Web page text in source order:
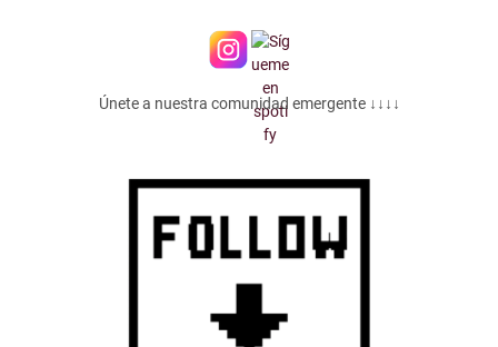
Únete a nuestra comunidad emergente ↓↓↓↓